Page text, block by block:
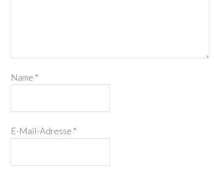
Name *
E-Mail-Adresse *